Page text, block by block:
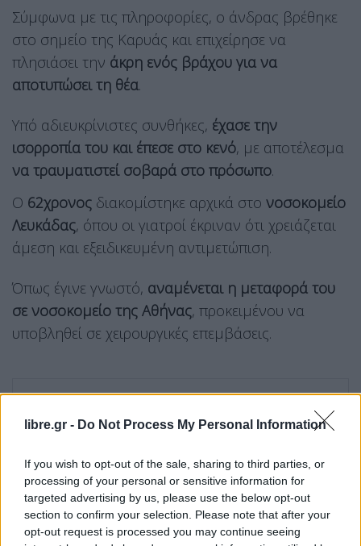
libre.gr - Do Not Process My Personal Information
If you wish to opt-out of the sale, sharing to third parties, or
processing of your personal or sensitive information for
targeted advertising by us, please use the below opt-out
section to confirm your selection. Please note that after your
opt-out request is processed you may continue seeing
Σύμφωνα με τις πληροφορίες, ο άνδρας βρέθηκε
στο σημείο της Καρυάς και επιχείρησε να
πλησιάσει την άκρη ενός βράχου για να
αποτυπώσει τη θέα.
Υπό αδιευκρίνιστες συνθήκες, έχασε την
ισορροπία του και έπεσε στο κενό, με αποτέλεσμα
να τραυματιστεί σοβαρά στο πρόσωπο.
Ο 62χρονος διακομίστηκε αρχικά στο νοσοκομείο
Λευκάδας, όπου οι γιατροί έκριναν ότι χρειάζεται
άμεση και εξειδικευμένη αντιμετώπιση.
Όπως έγινε γνωστό, αναμένεται η μεταφορά του
σε νοσοκομείο της Αθήνας, προκειμένου να
υποβληθεί σε χειρουργικές επεμβάσεις.